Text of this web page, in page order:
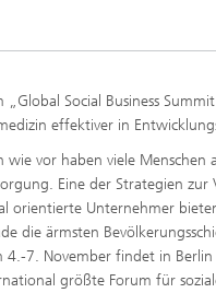
„Global Social Business
effektiver in
wie vor haben viele
Eine der Strategien zur
orientierte Unternehmer
die ärmsten
4.-7. November findet in Berlin
größte Forum für